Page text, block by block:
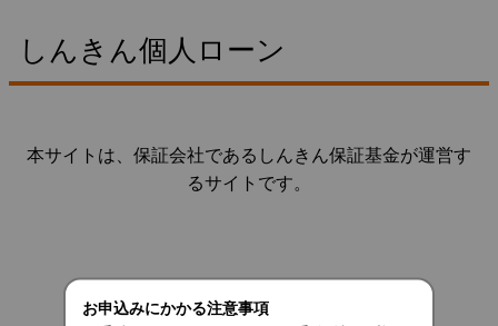
しんきん個人ローン
本サイトは、保証会社であるしんきん保証基金が運営す
るサイトです。
お申込みにかかる注意事項